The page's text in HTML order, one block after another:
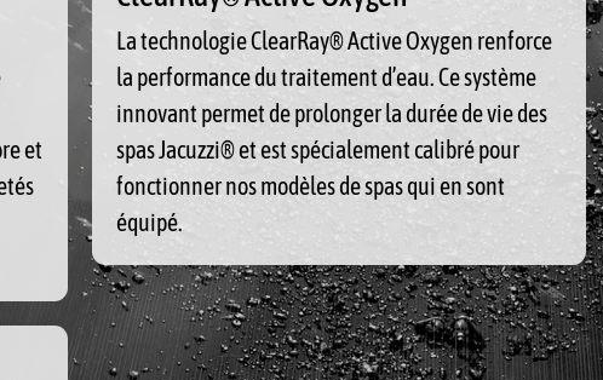
et
La technologie ClearRay® Active Oxygen renforce
la performance du traitement d’eau. Ce système
innovant permet de prolonger la durée de vie des
spas Jacuzzi® et est spécialement calibré pour
fonctionner nos modèles de spas qui en sont
équipé.